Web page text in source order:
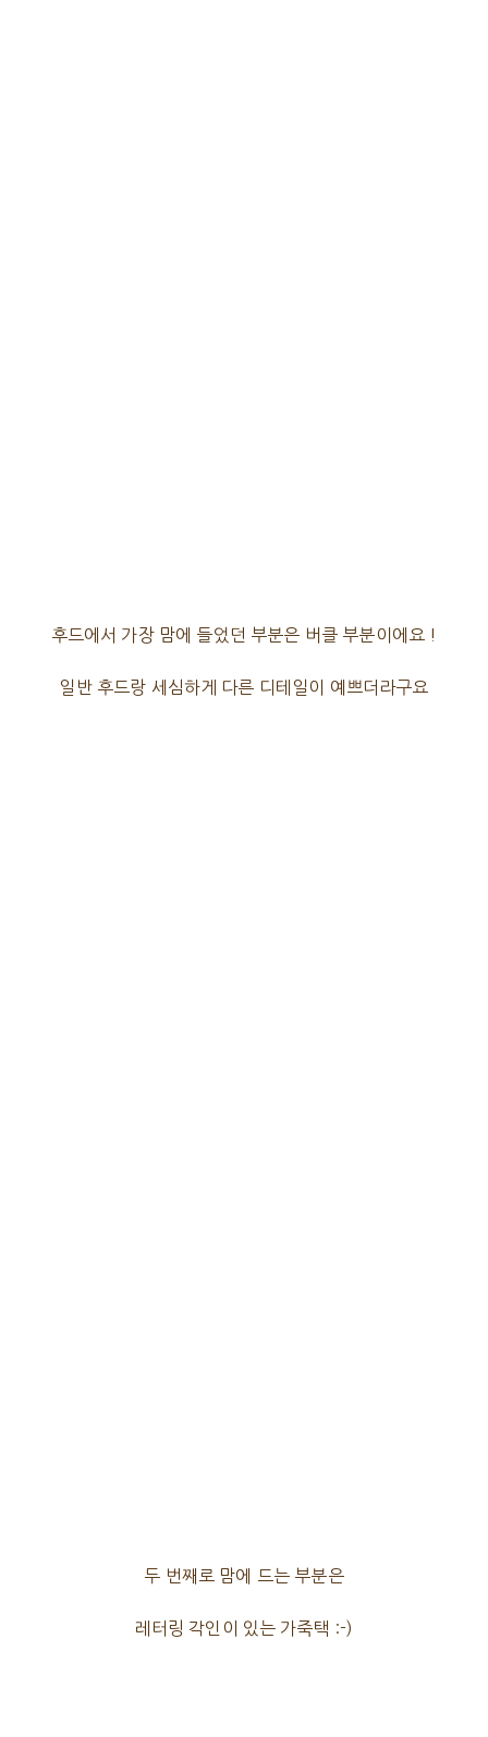
후드에서 가장 맘에 들었던 부분은 버클 부분이에요 !
일반 후드랑 세심하게 다른 디테일이 예쁘더라구요
두 번째로 맘에 드는 부분은
레터링 각인이 있는 가죽택 :-)